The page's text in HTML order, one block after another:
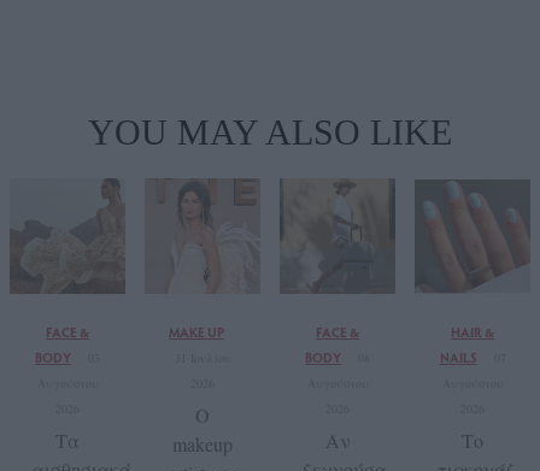
YOU MAY ALSO LIKE
FACE &
BODY
Τα
MAKE UP
Ο
makeup
FACE &
BODY
Αν
HAIR &
NAILS
Το